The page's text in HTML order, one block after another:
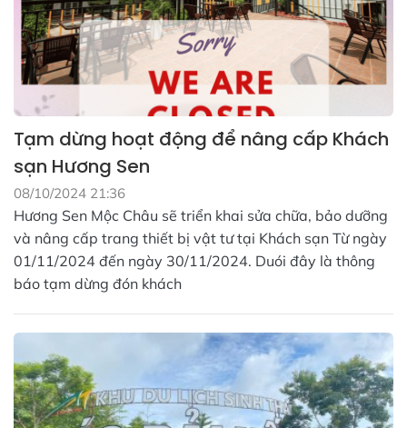
Tạm dừng hoạt động để nâng cấp Khách
sạn Hương Sen
08/10/2024 21:36
Hương Sen Mộc Châu sẽ triển khai sửa chữa, bảo dưỡng
và nâng cấp trang thiết bị vật tư tại Khách sạn Từ ngày
01/11/2024 đến ngày 30/11/2024. Duói đây là thông
báo tạm dừng đón khách